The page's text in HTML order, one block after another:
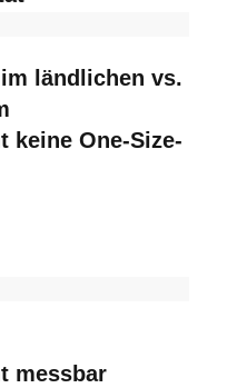
ländlichen vs.
keine One-Size-
messbar